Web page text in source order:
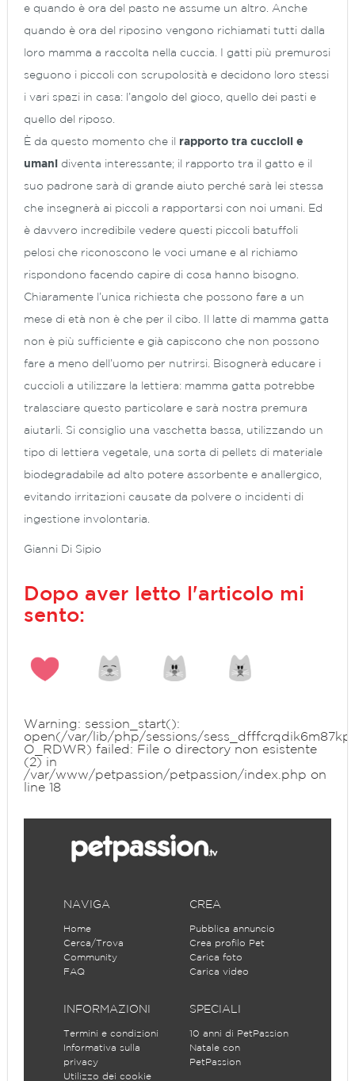
e quando è ora del pasto ne assume un altro. Anche
quando è ora del riposino vengono richiamati tutti dalla
loro mamma a raccolta nella cuccia. I gatti più premurosi
seguono i piccoli con scrupolosità e decidono loro stessi
i vari spazi in casa: l’angolo del gioco, quello dei pasti e
quello del riposo.
È da questo momento che il rapporto tra cuccioli e
umani diventa interessante; il rapporto tra il gatto e il
suo padrone sarà di grande aiuto perché sarà lei stessa
che insegnerà ai piccoli a rapportarsi con noi umani. Ed
è davvero incredibile vedere questi piccoli batuffoli
pelosi che riconoscono le voci umane e al richiamo
rispondono facendo capire di cosa hanno bisogno.
Chiaramente l’unica richiesta che possono fare a un
mese di età non è che per il cibo. Il latte di mamma gatta
non è più sufficiente e già capiscono che non possono
fare a meno dell’uomo per nutrirsi. Bisognerà educare i
cuccioli a utilizzare la lettiera: mamma gatta potrebbe
tralasciare questo particolare e sarà nostra premura
aiutarli. Si consiglio una vaschetta bassa, utilizzando un
tipo di lettiera vegetale, una sorta di pellets di materiale
biodegradabile ad alto potere assorbente e anallergico,
evitando irritazioni causate da polvere o incidenti di
ingestione involontaria.
Gianni Di Sipio
Dopo aver letto l'articolo mi
sento:
Warning : session_start():
open(/var/lib/php/sessions/
O_RDWR) failed: File o directory non esistente
(2) in
/var/www/petpassion/petpassion/index.php on
line 18
NAVIGA
Home
Cerca/Trova
Community
FAQ
CREA
Pubblica annuncio
Crea profilo Pet
Carica foto
Carica video
INFORMAZIONI
Termini e condizioni
Informativa sulla
privacy
Utilizzo dei cookie
SPECIALI
10 anni di PetPassion
Natale con
PetPassion